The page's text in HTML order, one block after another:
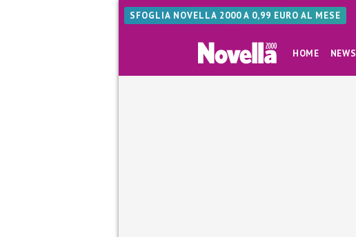
SFOGLIA NOVELLA 2000 A 0,99 EURO AL MESE
HOME NEWS